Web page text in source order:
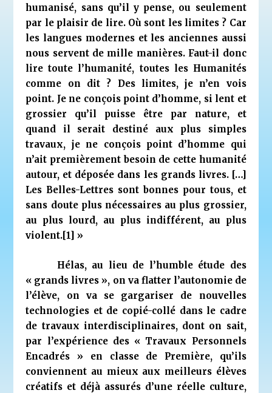
humanisé, sans qu’il y pense, ou seulement
par le plaisir de lire. Où sont les limites ? Car
les langues modernes et les anciennes aussi
nous servent de mille manières. Faut-il donc
lire toute l’humanité, toutes les Humanités
comme on dit ? Des limites, je n’en vois
point. Je ne conçois point d’homme, si lent et
grossier qu’il puisse être par nature, et
quand il serait destiné aux plus simples
travaux, je ne conçois point d’homme qui
n’ait premièrement besoin de cette humanité
autour, et déposée dans les grands livres. […]
Les Belles-Lettres sont bonnes pour tous, et
sans doute plus nécessaires au plus grossier,
au plus lourd, au plus indifférent, au plus
violent.[1] »
Hélas, au lieu de l’humble étude des
« grands livres », on va flatter l’autonomie de
l’élève, on va se gargariser de nouvelles
technologies et de copié-collé dans le cadre
de travaux interdisciplinaires, dont on sait,
par l’expérience des « Travaux Personnels
Encadrés » en classe de Première, qu’ils
conviennent au mieux aux meilleurs élèves
créatifs et déjà assurés d’une réelle culture,